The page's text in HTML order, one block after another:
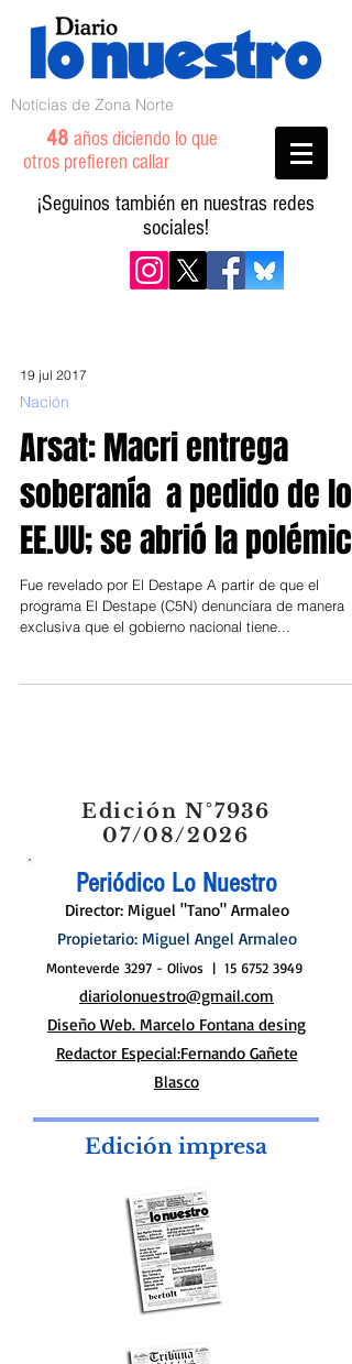
Noticias de Zona Norte
48 años diciendo lo que
otros prefieren callar
¡Seguinos también en nuestras redes
sociales!
19 jul 2017
Nación
Arsat: Macri entrega
soberanía a pedido de los
EE.UU; se abrió la polémica
Fue revelado por El Destape A partir de que el
programa El Destape (C5N) denunciara de manera
exclusiva que el gobierno nacional tiene...
Edición N°7936
07/08/2026
Periódico Lo Nuestro
Director: Miguel "Tano" Armaleo
Propietario: Miguel Angel Armaleo
Monteverde 3297 - Olivos | 15 6752 3949
diariolonuestro@gmail.com
Diseño Web. Marcelo Fontana desing
Redactor Especial:Fernando Gañete
Blasco
Edición impresa